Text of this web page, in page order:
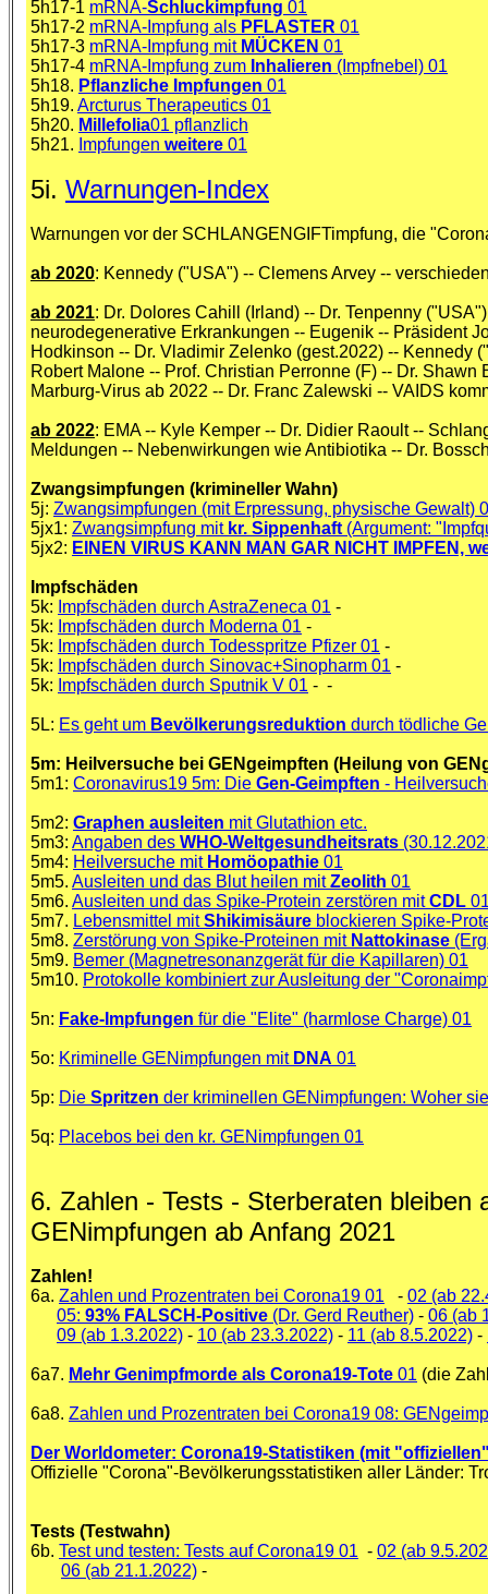
5h17-1 mRNA-Schluckimpfung 01
5h17-2 mRNA-Impfung als PFLASTER 01
5h17-3 mRNA-Impfung mit MÜCKEN 01
5h17-4 mRNA-Impfung zum Inhalieren (Impfnebel) 01
5h18. Pflanzliche Impfungen 01
5h19. Arcturus Therapeutics 01
5h20. Millefolia01 pflanzlich
5h21. Impfungen weitere 01
5i. Warnungen-Index
Warnungen vor der SCHLANGENGIFTimpfung, die
ab 2020: Kennedy ("USA") -- Clemens Arvey --
ab 2021: Dr. Dolores Cahill (Irland) -- Dr. Tenpenny
neurodegenerative Erkrankungen -- Eugenik -- Präsident
Hodkinson -- Dr. Vladimir Zelenko (gest.2022) -- Kennedy
Robert Malone -- Prof. Christian Perronne (F) -- Dr.
Marburg-Virus ab 2022 -- Dr. Franc Zalewski -- VAIDS
ab 2022: EMA -- Kyle Kemper -- Dr. Didier Raoult --
Meldungen -- Nebenwirkungen wie Antibiotika -- Dr.
Zwangsimpfungen (krimineller Wahn)
5j: Zwangsimpfungen (mit Erpressung, physische Gewalt)
5jx1: Zwangsimpfung mit kr. Sippenhaft (Argument:
5jx2: EINEN VIRUS KANN MAN GAR NICHT IMPFEN,
Impfschäden
5k: Impfschäden durch AstraZeneca 01 -
5k: Impfschäden durch Moderna 01 -
5k: Impfschäden durch Todesspritze Pfizer 01 -
5k: Impfschäden durch Sinovac+Sinopharm 01 -
5k: Impfschäden durch Sputnik V 01 - -
5L: Es geht um Bevölkerungsreduktion durch tödliche
5m: Heilversuche bei GENgeimpften (Heilung von
5m1: Coronavirus19 5m: Die Gen-Geimpften -
5m2: Graphen ausleiten mit Glutathion etc.
5m3: Angaben des WHO-Weltgesundheitsrats
5m4: Heilversuche mit Homöopathie 01
5m5. Ausleiten und das Blut heilen mitZeolith 01
5m6. Ausleiten und das Spike-Protein zerstören mitCDL
5m7. Lebensmittel mitShikimisäure blockieren Spike-
5m8. Zerstörung von Spike-Proteinen mit Nattokinase
5m9. Bemer (Magnetresonanzgerät für die Kapillaren) 01
5m10. Protokolle kombiniert zur Ausleitung der
5n: Fake-Impfungen für die "Elite" (harmlose Charge) 01
5o: Kriminelle GENimpfungen mit DNA 01
5p: Die Spritzen der kriminellen GENimpfungen: Woher
5q: Placebos bei den kr. GENimpfungen 01
6. Zahlen - Tests - Sterberaten
GENimpfungen ab Anfang 2021
Zahlen!
6a. Zahlen und Prozentraten bei Corona19 01 - 02 (ab
05: 93% FALSCH-Positive (Dr. Gerd Reuther) - 06 (ab
09 (ab 1.3.2022) - 10 (ab 23.3.2022) - 11 (ab 8.5.2022) -
6a7. Mehr Genimpfmorde als Corona19-Tote 01 (die
6a8. Zahlen und Prozentraten bei Corona19 08:
Der Worldometer: Corona19-Statistiken (mit
Offizielle "Corona"-Bevölkerungsstatistiken aller Länder:
Tests (Testwahn)
6b. Test und testen: Tests auf Corona19 01 - 02 (ab
06 (ab 21.1.2022) -